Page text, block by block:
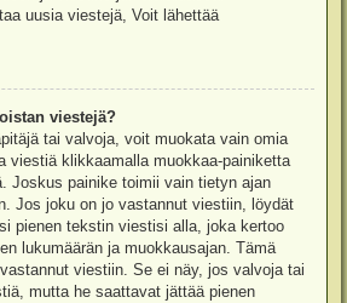
uusia viestejä, Voit lähettää
viestejä?
tai valvoja, voit muokata vain omia
viestiä klikkaamalla muokkaa-painiketta
Joskus painike toimii vain tietyn ajan
Jos joku on jo vastannut viestiin, löydät
pienen tekstin viestisi alla, joka kertoo
lukumäärän ja muokkausajan. Tämä
viestiin. Se ei näy, jos valvoja tai
mutta he saattavat jättää pienen